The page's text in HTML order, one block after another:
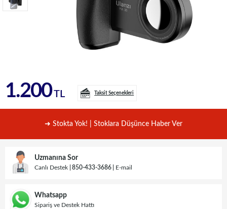
1.200TL Taksit Seçenekleri
➜ Stokta Yok! | Stoklara Düşünce Haber Ver
Uzmanına Sor
Canlı Destek 850-433-3686 E-mail
Whatsapp
Sipariş ve Destek Hattı